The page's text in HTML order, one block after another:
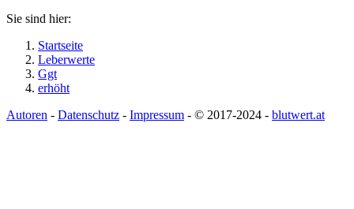
Sie sind hier:
Startseite
Leberwerte
Ggt
erhöht
Autoren - Datenschutz - Impressum - © 2017-2024 - blutwert.at